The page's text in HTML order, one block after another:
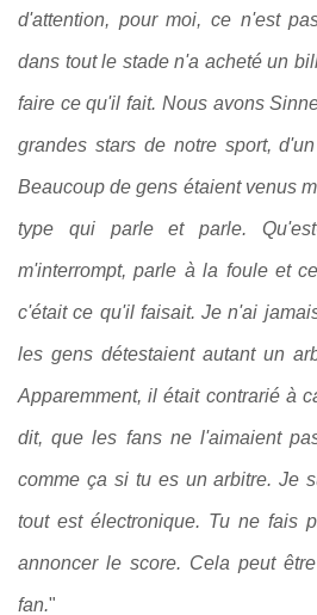
d'attention, pour moi, ce n'est
dans tout le stade n'a acheté un
faire ce qu'il fait. Nous avons
grandes stars de notre sport,
Beaucoup de gens étaient venus
type qui parle et parle.
m'interrompt, parle à la foule et
c'était ce qu'il faisait. Je n'ai
les gens détestaient autant un
Apparemment, il était contrarié à
dit, que les fans ne l'aimaient
comme ça si tu es un arbitre. Je
tout est électronique. Tu ne fais
annoncer le score. Cela peut
fan."